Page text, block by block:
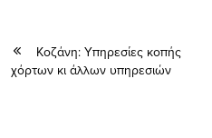
Κοζάνη: Υπηρεσίες κοπής
χόρτων κι άλλων υπηρεσιών